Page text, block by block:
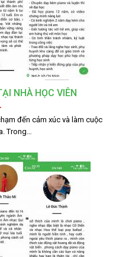
NHÀ HỌC VIÊN
đến cảm xúc và làm cuộc
Trong…